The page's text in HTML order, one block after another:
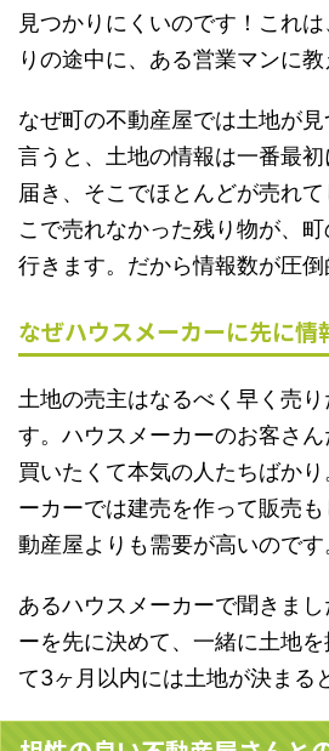
見つかりにくいのです！これ
りの途中に、ある営業マンに教
なぜ町の不動産屋では土地が
言うと、 土地の情報は一番最
届き、そこでほとんどが売れて
こで売れなかった残り物が、
行きます。だから情報数が圧倒
なぜハウスメーカーに先に情
土地の売主はなるべく早く売
す。ハウスメーカーのお客さ
買いたくて本気の人たちばか
ーカーでは建売を作って販売
動産屋よりも需要が高いのです
あるハウスメーカーで聞きまし
ーを先に決めて、一緒に土地
て3ヶ月以内には土地が決まる